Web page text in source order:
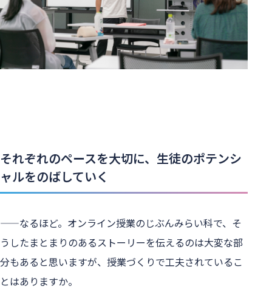
それぞれのペースを大切に、生徒のポテンシ
ャルをのばしていく
——なるほど。オンライン授業のじぶんみらい科で、そ
うしたまとまりのあるストーリーを伝えるのは大変な部
分もあると思いますが、授業づくりで工夫されているこ
とはありますか。